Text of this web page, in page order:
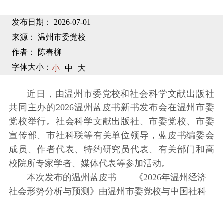
发布日期： 2026-07-01
来源： 温州市委党校
作者： 陈春柳
字体大小： 小 中 大
近日，由温州市委党校和社会科学文献出版社
共同主办的2026温州蓝皮书新书发布会在温州市委
党校举行。社会科学文献出版社、市委党校、市委
宣传部、市社科联等有关单位领导，蓝皮书编委会
成员、作者代表、特约研究员代表、有关部门和高
校院所专家学者、媒体代表等参加活动。
本次发布的温州蓝皮书——《2026年温州经济
社会形势分析与预测》由温州市委党校与中国社科